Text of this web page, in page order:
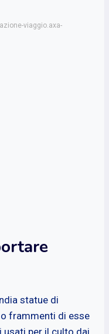
viaggio.axa-
statue di
frammenti di esse
per il culto dai